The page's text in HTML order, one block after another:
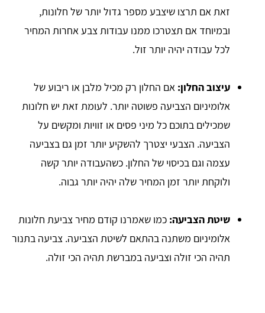
זאת אם תרצו שיצבע מספר גדול יותר של חלונות,
ובמיוחד אם תצטרכו ממנו עבודות צבע אחרות המחיר
לכל עבודה יהיה יותר זול.
עיצוב החלון: אם החלון רק מכיל מלבן או ריבוע של
אלומיניום הצביעה פשוטה יותר. לעומת זאת יש חלונות
שמכילים בתוכם כל מיני פסים או זוויות ומקשים על
הצביעה. הצבעי יצטרך להשקיע יותר זמן גם בצביעה
עצמה וגם בכיסוי של החלון. כשהעבודה יותר קשה
ולוקחת יותר זמן המחיר שלה יהיה יותר גבוה.
שיטת הצביעה: כמו שאמרנו קודם מחיר צביעת חלונות
אלומיניום משתנה בהתאם לשיטת הצביעה. צביעה בתנור
תהיה הכי זולה וצביעה במברשת תהיה הכי זולה.